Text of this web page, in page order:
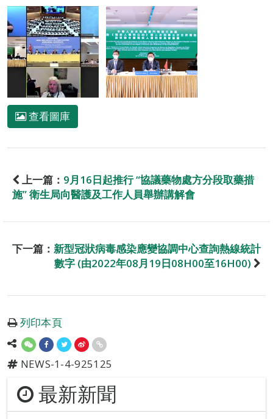
查看圖庫
上一篇： 9月16日起推行 “協議藥物處方分段取藥措
施” 衛生局向醫護及工作人員舉辦講解會
下一篇： 新型冠狀病毒感染應變協調中心查詢熱線統計
數字 (由2022年08月19日08H00至16H00)
列印本頁
NEWS-1-4-925125
最新新聞